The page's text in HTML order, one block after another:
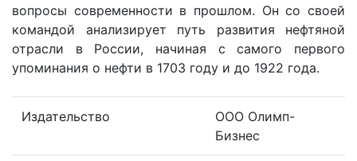
вопросы современности в прошлом. Он со своей
командой анализирует путь развития нефтяной
отрасли в России, начиная с самого первого
упоминания о нефти в 1703 году и до 1922 года.
Издательство
ООО Олимп-
Бизнес